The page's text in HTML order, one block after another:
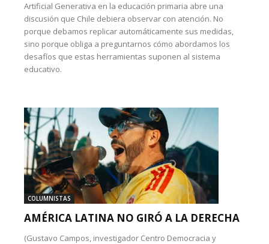
Artificial Generativa en la educación primaria abre una
discusión que Chile debiera observar con atención. No
porque debamos replicar automáticamente sus medidas,
sino porque obliga a preguntarnos cómo abordamos los
desafíos que estas herramientas suponen al sistema
educativo.
COLUMNISTAS
AMÉRICA LATINA NO GIRÓ A LA DERECHA
(Gustavo Campos, investigador Centro Democracia y